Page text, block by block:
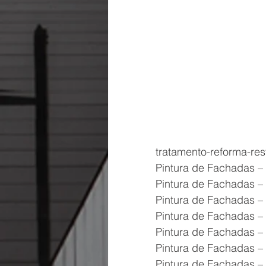
tratamento-reforma-
Pintura de Fachadas
Pintura de Fachadas
Pintura de Fachadas
Pintura de Fachadas
Pintura de Fachadas
Pintura de Fachadas